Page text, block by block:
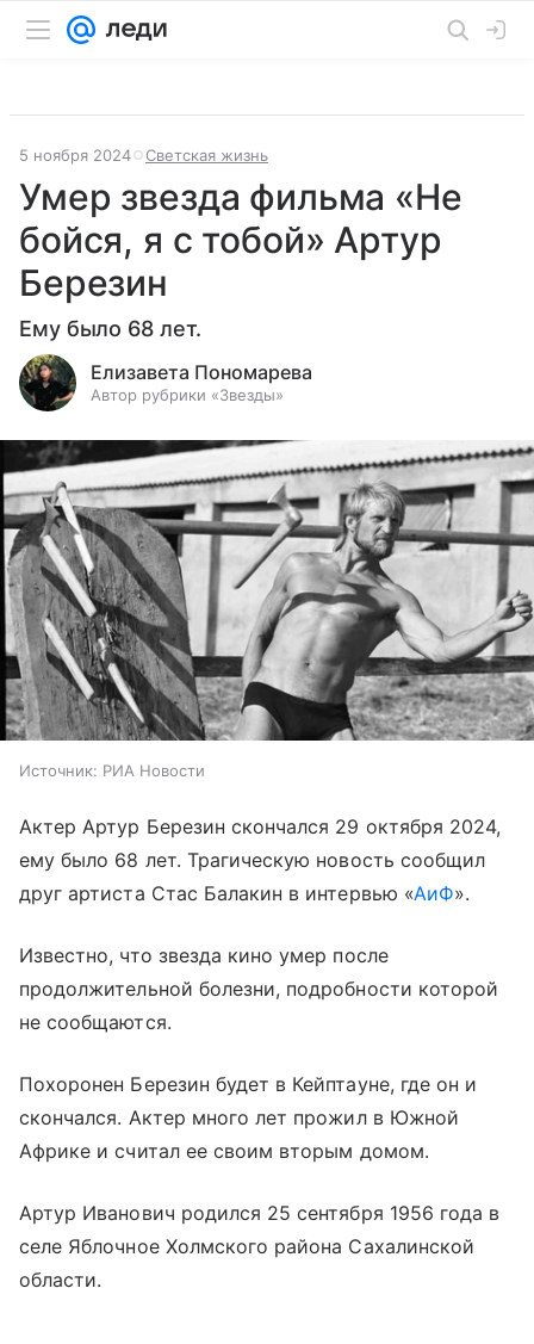
5 ноября 2024 Светская жизнь
Умер звезда фильма «Не
бойся, я с тобой» Артур
Березин
Ему было 68 лет.
Елизавета Пономарева
Автор рубрики «Звезды»
Источник: РИА Новости
Актер Артур Березин скончался 29 октября 2024,
ему было 68 лет. Трагическую новость сообщил
друг артиста Стас Балакин в интервью «АиФ».
Известно, что звезда кино умер после
продолжительной болезни, подробности которой
не сообщаются.
Похоронен Березин будет в Кейптауне, где он и
скончался. Актер много лет прожил в Южной
Африке и считал ее своим вторым домом.
Артур Иванович родился 25 сентября 1956 года в
селе Яблочное Холмского района Сахалинской
области.